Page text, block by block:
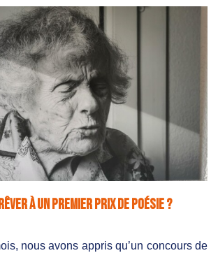
à un premier prix de poésie ?
nous avons appris qu’un concours de